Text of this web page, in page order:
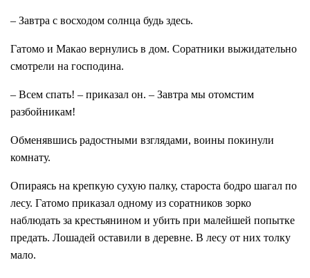
– Завтра с восходом солнца будь здесь.
Гатомо и Макао вернулись в дом. Соратники выжидательно
смотрели на господина.
– Всем спать! – приказал он. – Завтра мы отомстим
разбойникам!
Обменявшись радостными взглядами, воины покинули
комнату.
Опираясь на крепкую сухую палку, староста бодро шагал по
лесу. Гатомо приказал одному из соратников зорко
наблюдать за крестьянином и убить при малейшей попытке
предать. Лошадей оставили в деревне. В лесу от них толку
мало.